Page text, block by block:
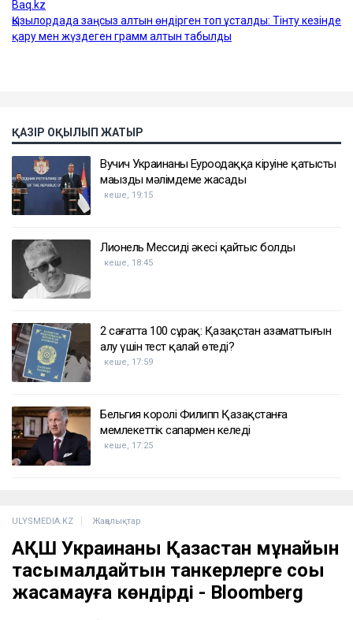
ҚАЗІР ОҚЫЛЫП ЖАТЫР
Вучич Украинаның Еуроодаққа кіруіне қатысты
маңызды мәлімдеме жасады
кеше, 19:15
Лионель Мессидің әкесі қайтыс болды
кеше, 18:45
кеше, 17:59
Бельгия королі Филипп Қазақстанға
мемлекеттік сапармен келеді